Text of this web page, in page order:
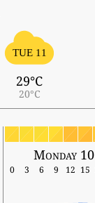
TUE 11
29°C
20°C
Monday 10
0 3 6 9 12 15